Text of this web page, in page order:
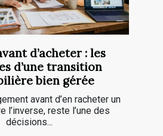
d’acheter : les
d’une transition
bien gérée
avant d’en racheter un
l’inverse, reste l’une des
décisions...